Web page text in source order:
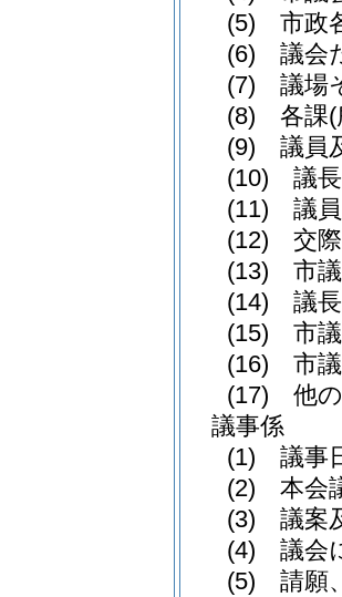
(5) 市政
(6) 議会
(7) 議場
(8) 各課
(9) 議員
(10) 議長
(11) 議員
(12) 交際
(13) 市議
(14) 議長
(15) 市議
(16) 市議
(17) 他の
議事係
(1) 議事
(2) 本会
(3) 議案
(4) 議会
(5) 請願